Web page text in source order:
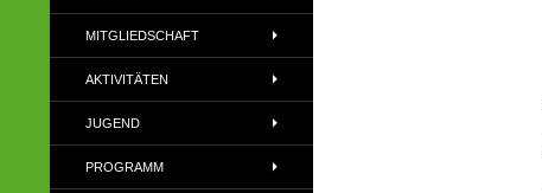
MITGLIEDSCHAFT
AKTIVITÄTEN
JUGEND
PROGRAMM